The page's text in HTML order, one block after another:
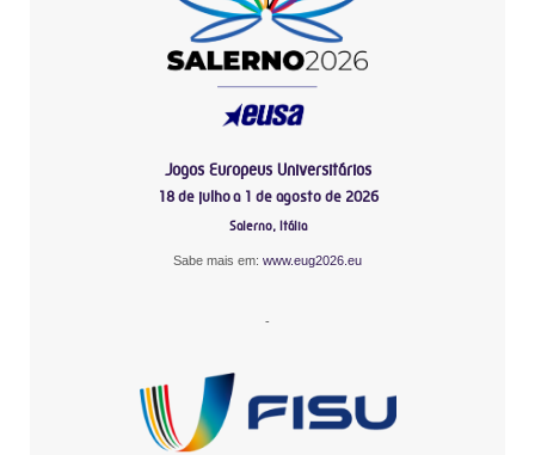
Jogos Europeus Universitários
18 de julho a 1 de agosto de 2026
Salerno, Itália
Sabe mais em: www.eug2026.eu
-